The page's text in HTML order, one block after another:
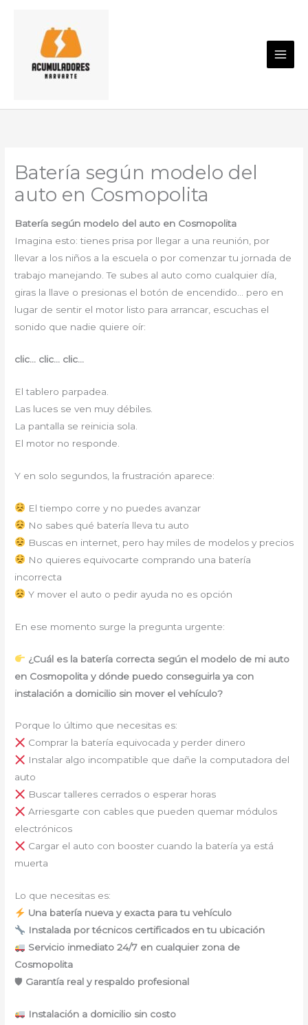
contenido
Batería según modelo del
auto en Cosmopolita
Batería según modelo del auto en Cosmopolita
Imagina esto: tienes prisa por llegar a una reunión, por
llevar a los niños a la escuela o por comenzar tu jornada de
trabajo manejando. Te subes al auto como cualquier día,
giras la llave o presionas el botón de encendido… pero en
lugar de sentir el motor listo para arrancar, escuchas el
sonido que nadie quiere oír:
clic… clic… clic…
El tablero parpadea.
Las luces se ven muy débiles.
La pantalla se reinicia sola.
El motor no responde.
Y en solo segundos, la frustración aparece:
El tiempo corre y no puedes avanzar
No sabes qué batería lleva tu auto
Buscas en internet, pero hay miles de modelos y precios
No quieres equivocarte comprando una batería
incorrecta
Y mover el auto o pedir ayuda no es opción
En ese momento surge la pregunta urgente:
¿Cuál es la batería correcta según el modelo de mi auto
en Cosmopolita y dónde puedo conseguirla ya con
instalación a domicilio sin mover el vehículo?
Porque lo último que necesitas es:
Comprar la batería equivocada y perder dinero
Instalar algo incompatible que dañe la computadora del
auto
Buscar talleres cerrados o esperar horas
Arriesgarte con cables que pueden quemar módulos
electrónicos
Cargar el auto con booster cuando la batería ya está
muerta
Lo que necesitas es:
Una batería nueva y exacta para tu vehículo
Instalada por técnicos certificados en tu ubicación
Servicio inmediato 24/7 en cualquier zona de
Cosmopolita
🛡 Garantía real y respaldo profesional
Instalación a domicilio sin costo